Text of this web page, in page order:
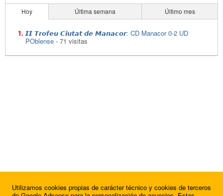
Hoy Última semana Último mes
𝙄𝙄 𝙏𝙧𝙤𝙛𝙚𝙪 𝘾𝙞𝙪𝙩𝙖𝙩 𝙙𝙚 𝙈𝙖𝙣𝙖𝙘𝙤𝙧: CD Manacor 0-2 UD
POblense - 71 visitas
Utilizamos cookies propias de carácter técnico y cookies de terceros